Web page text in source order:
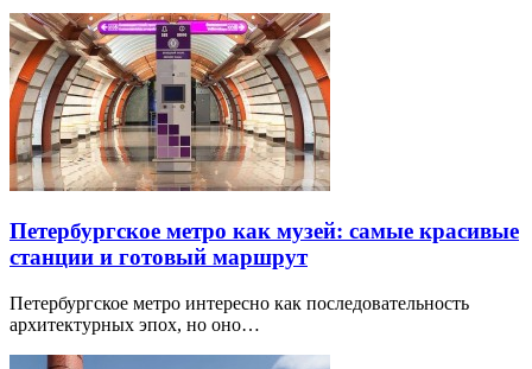
Петербургское метро как музей: самые красивые
станции и готовый маршрут
Петербургское метро интересно как последовательность
архитектурных эпох, но оно…